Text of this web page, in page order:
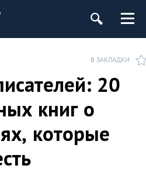
В ЗАКЛАДКИ
20
книг о
которые